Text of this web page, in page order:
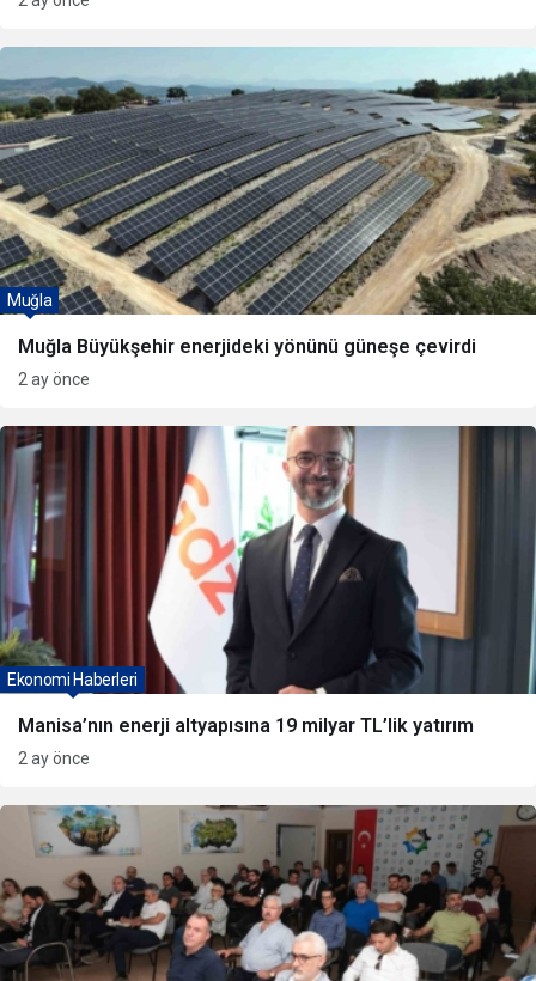
Muğla Büyükşehir enerjideki yönünü güneşe çevirdi
Muğla
2 ay önce
Manisa’nın enerji altyapısına 19 milyar TL’lik yatırım
Ekonomi Haberleri
2 ay önce